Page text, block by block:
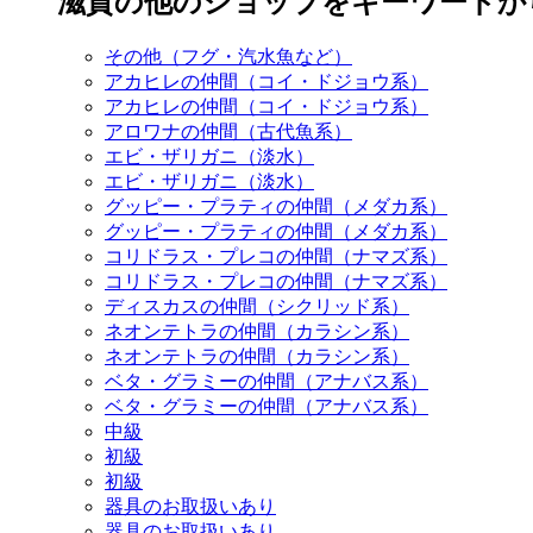
その他（フグ・汽水魚など）
アカヒレの仲間（コイ・ドジョウ系）
アカヒレの仲間（コイ・ドジョウ系）
アロワナの仲間（古代魚系）
エビ・ザリガニ（淡水）
エビ・ザリガニ（淡水）
グッピー・プラティの仲間（メダカ系）
グッピー・プラティの仲間（メダカ系）
コリドラス・プレコの仲間（ナマズ系）
コリドラス・プレコの仲間（ナマズ系）
ディスカスの仲間（シクリッド系）
ネオンテトラの仲間（カラシン系）
ネオンテトラの仲間（カラシン系）
ベタ・グラミーの仲間（アナバス系）
ベタ・グラミーの仲間（アナバス系）
中級
初級
初級
器具のお取扱いあり